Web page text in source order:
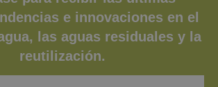
e innovaciones en el
las aguas residuales y la
reutilización.